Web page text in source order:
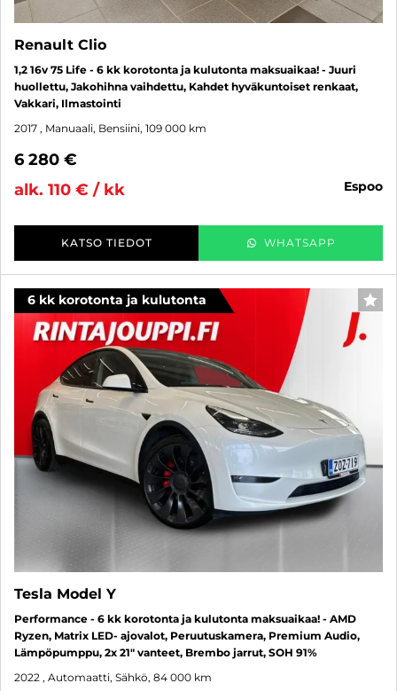
Renault Clio
1,2 16v 75 Life - 6 kk korotonta ja kulutonta maksuaikaa! - Juuri
huollettu, Jakohihna vaihdettu, Kahdet hyväkuntoiset renkaat,
Vakkari, Ilmastointi
2017 , Manuaali, Bensiini, 109 000 km
6 280 €
alk. 110 € / kk
espoo
KATSO TIEDOT WHATSAPP
6 kk korotonta ja kulutonta
Tesla Model Y
Performance - 6 kk korotonta ja kulutonta maksuaikaa! - AMD
Ryzen, Matrix LED- ajovalot, Peruutuskamera, Premium Audio,
Lämpöpumppu, 2x 21" vanteet, Brembo jarrut, SOH 91%
2022 , Automaatti, Sähkö, 84 000 km